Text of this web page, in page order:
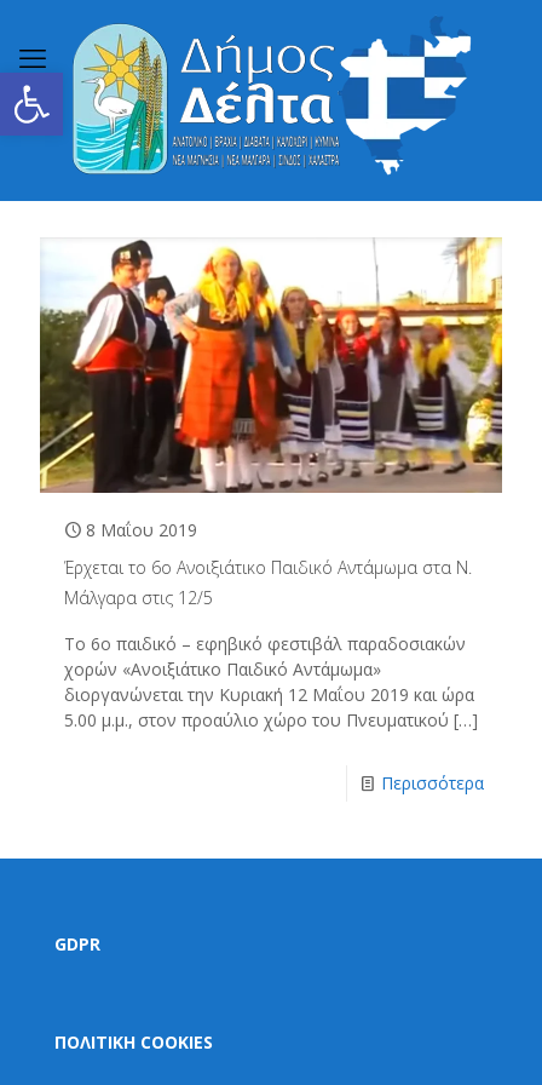
Ανοίξτε τη γραμμή εργαλείων
8 Μαΐου 2019
Έρχεται το 6ο Ανοιξιάτικο Παιδικό Αντάμωμα στα Ν.
Μάλγαρα στις 12/5
Το 6ο παιδικό – εφηβικό φεστιβάλ παραδοσιακών
χορών «Ανοιξιάτικο Παιδικό Αντάμωμα»
διοργανώνεται την Κυριακή 12 Μαΐου 2019 και ώρα
5.00 μ.μ., στον προαύλιο χώρο του Πνευματικού […]
Περισσότερα
GDPR
ΠΟΛΙΤΙΚΗ COOKIES